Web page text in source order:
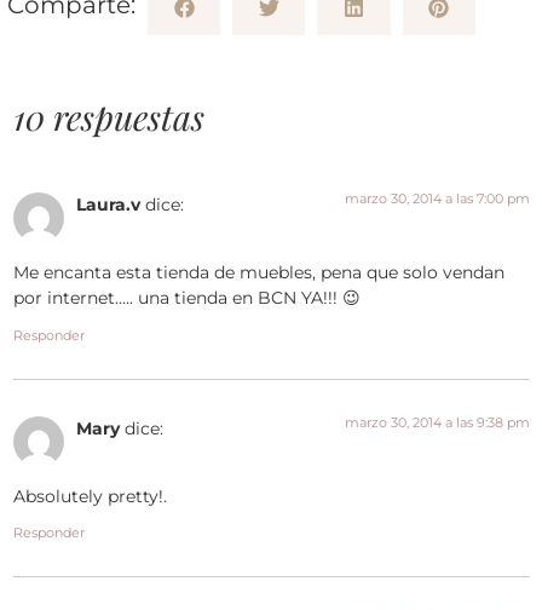
10 respuestas
Laura.v dice: marzo 30, 2014 a las 7:00 pm
Me encanta esta tienda de muebles, pena que solo vendan
por internet….. una tienda en BCN YA!!! 😉
Responder
Mary dice: marzo 30, 2014 a las 9:38 pm
Absolutely pretty!.
Responder